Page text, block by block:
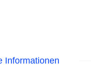
5
Informationen